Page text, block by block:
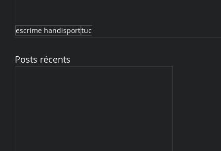
escrime handisporttuc
Posts récents